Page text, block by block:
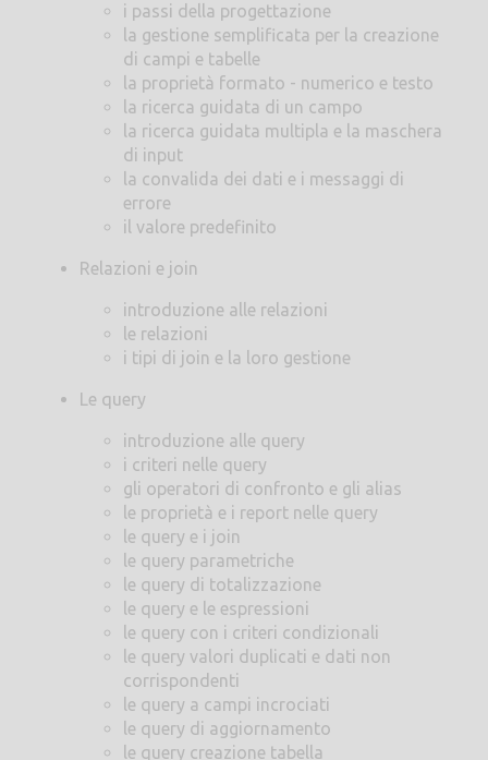
i passi della progettazione
la gestione semplificata per la creazione
di campi e tabelle
la proprietà formato - numerico e testo
la ricerca guidata di un campo
la ricerca guidata multipla e la maschera
di input
la convalida dei dati e i messaggi di
errore
il valore predefinito
Relazioni e join
introduzione alle relazioni
le relazioni
i tipi di join e la loro gestione
Le query
introduzione alle query
i criteri nelle query
gli operatori di confronto e gli alias
le proprietà e i report nelle query
le query e i join
le query parametriche
le query di totalizzazione
le query e le espressioni
le query con i criteri condizionali
le query valori duplicati e dati non
corrispondenti
le query a campi incrociati
le query di aggiornamento
le query creazione tabella